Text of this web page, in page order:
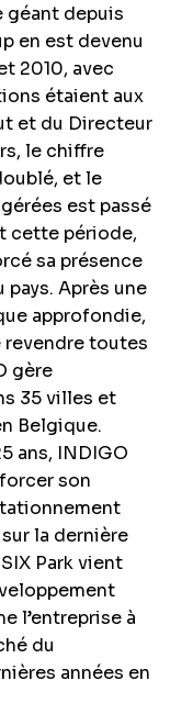
géant depuis
en est devenu
2010, avec
étaient aux
et du Directeur
le chiffre
et le
est passé
cette période,
sa présence
Après une
approfondie,
toutes
gère
35 villes et
Belgique.
ans, INDIGO
son
la dernière
Park vient
l’entreprise à
du
années en